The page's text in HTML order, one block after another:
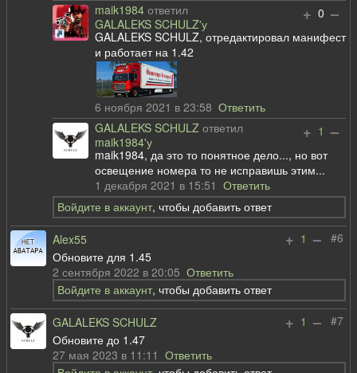
+ 0 –
maik1984 ответил
GALALEKS SCHULZ'у
GALALEKS SCHULZ, отредактировал манифест
и работает на 1.42
6 ноября 2021 в 23:58Ответить
+ 1 –
GALALEKS SCHULZ ответил
maik1984'у
maik1984, да это то понятное дело..., но вот
освещение номера то не исправишь этим...
1 декабря 2021 в 15:51Ответить
Войдите в аккаунт, чтобы добавить ответ
#6
+ 1 –
Alex55
Обновите для 1.45
2 сентября 2022 в 20:05Ответить
Войдите в аккаунт, чтобы добавить ответ
#7
+ 1 –
GALALEKS SCHULZ
Обновите до 1.47
27 мая 2023 в 11:11Ответить